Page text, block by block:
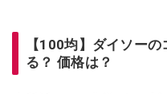
【100均】ダイソー
る？ 価格は？